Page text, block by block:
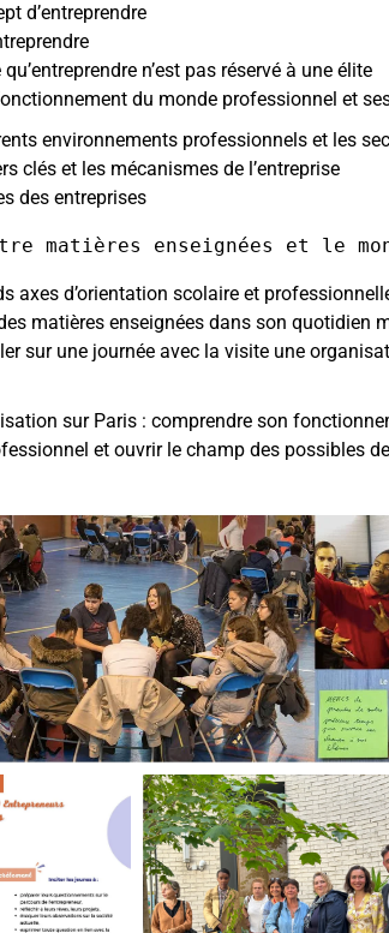
d’entreprendre
n’est pas réservé à une élite
du monde professionnel et
environnements professionnels et les
clés et les mécanismes de l’entreprise
des entreprises
axes d’orientation scolaire et
matières enseignées dans son quotidien
sur une journée avec la visite une
sur Paris : comprendre son
et ouvrir le champ des possibles